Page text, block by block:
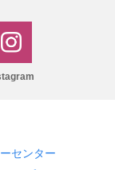
センター